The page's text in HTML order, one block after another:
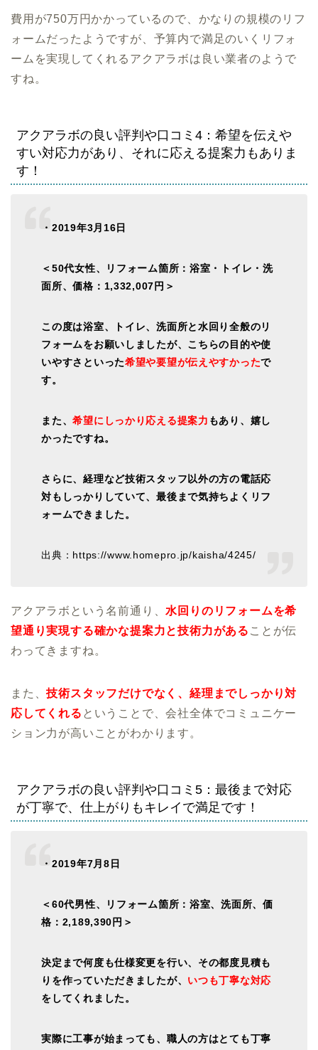
費用が750万円かかっているので、かなりの規模のリフ
ォームだったようですが、予算内で満足のいくリフォ
ームを実現してくれるアクアラボは良い業者のようで
すね。
アクアラボの良い評判や口コミ4：希望を伝えや
すい対応力があり、それに応える提案力もありま
す！
・2019年3月16日
＜50代女性、リフォーム箇所：浴室・トイレ・洗
面所、価格：1,332,007円＞
この度は浴室、トイレ、洗面所と水回り全般のリ
フォームをお願いしましたが、こちらの目的や使
いやすさといった希望や要望が伝えやすかったで
す。
また、希望にしっかり応える提案力 もあり、嬉し
かったですね。
さらに、経理など技術スタッフ以外の方の電話応
対もしっかりしていて、最後まで気持ちよくリフ
ォームできました。
出典：https://www.homepro.jp/kaisha/4245/
アクアラボという名前通り、 水回りのリフォームを希
望通り実現する確かな提案力と技術力がある ことが伝
わってきますね。
また、技術スタッフだけでなく、経理までしっかり対
応してくれる ということで、会社全体でコミュニケー
ション力が高いことがわかります。
アクアラボの良い評判や口コミ5：最後まで対応
が丁寧で、仕上がりもキレイで満足です！
・2019年7月8日
＜60代男性、リフォーム箇所：浴室、洗面所、価
格：2,189,390円＞
決定まで何度も仕様変更を行い、その都度見積も
りを作っていただきましたが、 いつも丁寧な対応
をしてくれました。
実際に工事が始まっても、職人の方はとても丁寧